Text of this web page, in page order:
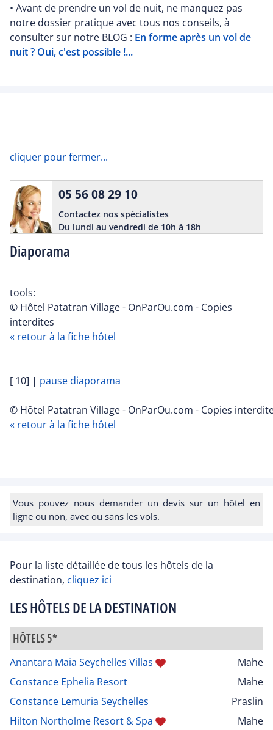
• Avant de prendre un vol de nuit, ne manquez pas
notre dossier pratique avec tous nos conseils, à
consulter sur notre BLOG : En forme après un vol de
nuit ? Oui, c'est possible !...
cliquer pour fermer...
Diaporama
05 56 08 29 10
Contactez nos spécialistes
Du lundi au vendredi de 10h à 18h
tools:
© Hôtel Patatran Village - OnParOu.com - Copies
interdites
« retour à la fiche hôtel
[ 10] | pause diaporama
© Hôtel Patatran Village - OnParOu.com - Copies
« retour à la fiche hôtel
Vous pouvez nous demander un devis sur un hôtel en
ligne ou non, avec ou sans les vols.
Pour la liste détaillée de tous les hôtels de la
destination, cliquez ici
LES HÔTELS DE LA DESTINATION
HÔTELS 5*
Anantara Maia Seychelles Villas
Mahe
Constance Ephelia Resort
Mahe
Constance Lemuria Seychelles
Praslin
Hilton Northolme Resort & Spa
Mahe